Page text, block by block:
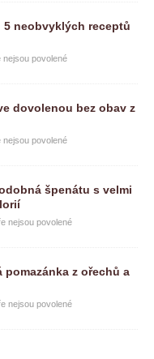
5 neobvyklých receptů
nejsou povolené
dovolenou bez obav z
nejsou povolené
špenátu s velmi
nejsou povolené
pomazánka z ořechů a
nejsou povolené